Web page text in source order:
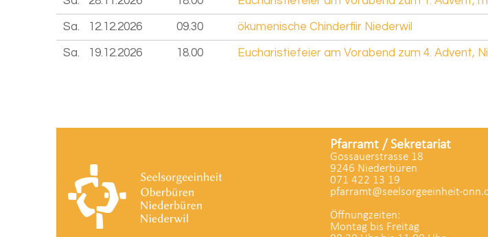
Sa. 12.12.2026 09.30 ökumenische Chinderfiir Niederwil
Sa. 19.12.2026 18.00 Eucharistiefeier am Vorabend zum 4. Advent,
Pfarramt / Sekretariat
Gossauerstrasse 18
9246 Niederbüren
071 422 13 19
pfarramt@seelsorgeeinheit-
Öffnungzeiten:
Montag bis Freitag